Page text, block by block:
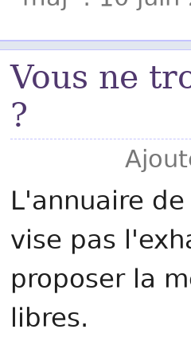
Vous ne
?
L'annuaire
vise pas
proposer la
libres.